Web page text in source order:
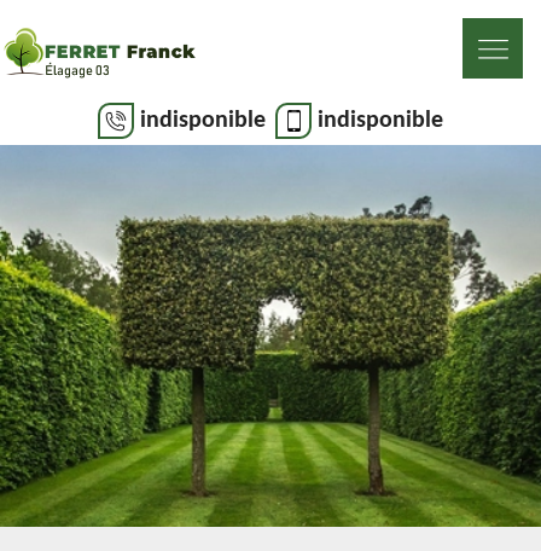
indisponible indisponible